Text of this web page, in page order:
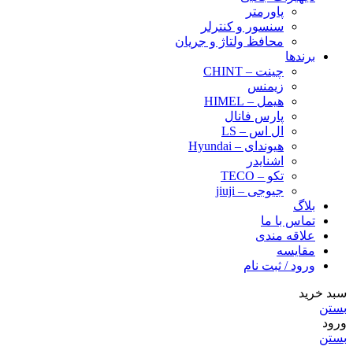
پاورمتر
سنسور و کنترلر
محافظ ولتاژ و‌ جریان
برندها
چینت – CHINT
زیمنس
هیمل – HIMEL
پارس فانال
ال اس – LS
هیوندای – Hyundai
اشنایدر
تکو – TECO
جیوجی – jiuji
بلاگ
تماس با ما
علاقه مندی
مقایسه
ورود / ثبت نام
سبد خرید
بستن
ورود
بستن